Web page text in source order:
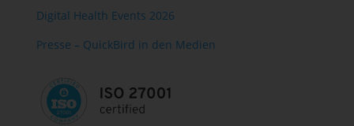
Digital Health Events 2026
Presse – QuickBird in den Medien